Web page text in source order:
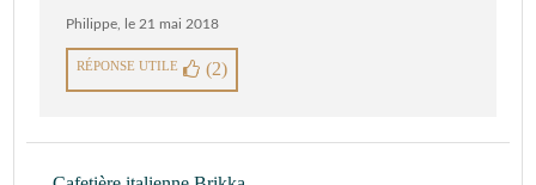
Philippe, le 21 mai 2018
RÉPONSE UTILE (2)